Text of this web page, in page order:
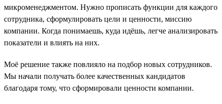
микроменеджментом. Нужно прописать функции для каждого
сотрудника, сформулировать цели и ценности, миссию
компании. Когда понимаешь, куда идёшь, легче анализировать
показатели и влиять на них.
Моё решение также повлияло на подбор новых сотрудников.
Мы начали получать более качественных кандидатов
благодаря тому, что сформировали ценности компании.